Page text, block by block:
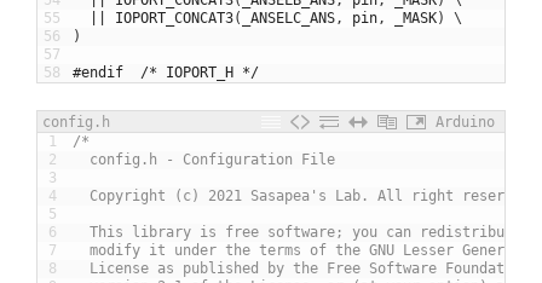
55
56
57
58
IOPORT_CONCAT3( _ANSELC_ANS , pin , _MASK)
\
)
#endif	/* IOPORT_H */
config.h
Arduino
1
2
3
4
5
6
7
8
/*
config.h - Configuration File
Copyright (c) 2021 Sasapea's Lab. All right reserved.
This library is free software; you can redistribute
modify it under the terms of the GNU Lesser General
License as published by the Free Software